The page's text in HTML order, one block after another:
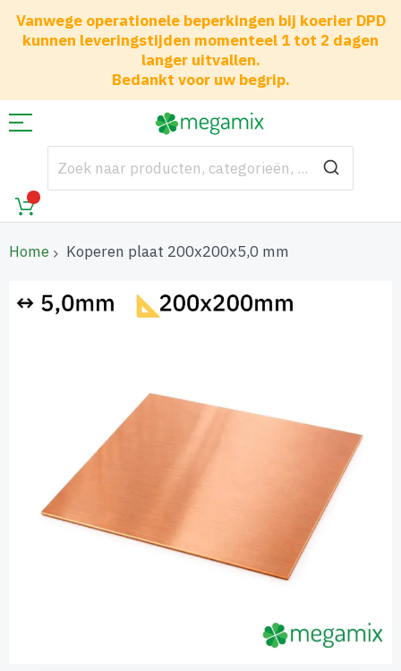
Vanwege operationele beperkingen bij koerier DPD
kunnen leveringstijden momenteel 1 tot 2 dagen
langer uitvallen.
Bedankt voor uw begrip.
Home Koperen plaat 200x200x5,0 mm
naar